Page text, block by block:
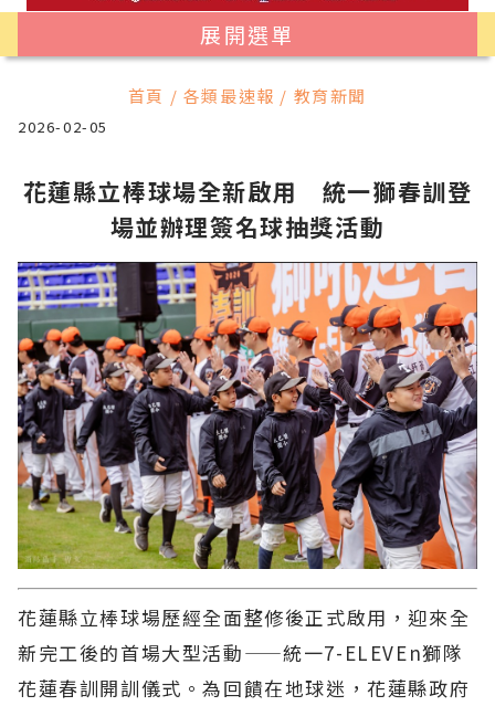
展開選單
首頁 / 各類最速報 / 教育新聞
2026-02-05
花蓮縣立棒球場全新啟用 統一獅春訓登
場並辦理簽名球抽獎活動
花蓮縣立棒球場歷經全面整修後正式啟用，迎來全
新完工後的首場大型活動——統一7-ELEVEn獅隊
花蓮春訓開訓儀式。為回饋在地球迷，花蓮縣政府